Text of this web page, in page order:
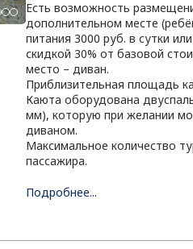
Есть возможность
дополнительном месте
питания 3000 руб. в сутки
скидкой 30% от базовой
место – диван.
Приблизительная площадь
Каюта оборудована
мм), которую при желании
диваном.
Максимальное количество
пассажира.
Подробнее...